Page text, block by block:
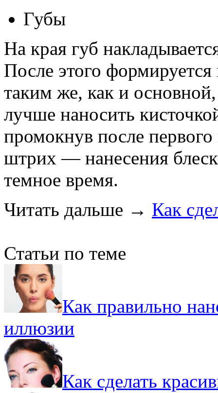
Губы
На края губ
После этого
таким же, как и
лучше наносить
промокнув после
штрих — нанесения
темное время.
Читать дальше → Как
Статьи по теме
Как правильно
иллюзии
Как сделать